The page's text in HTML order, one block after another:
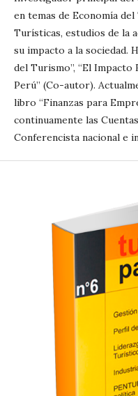
en temas de Economía
Turísticas, estudios de la
su impacto a la sociedad.
del Turismo”, “El
Perú” (Co-autor).
libro “Finanzas para
continuamente las
Conferencista nacional e